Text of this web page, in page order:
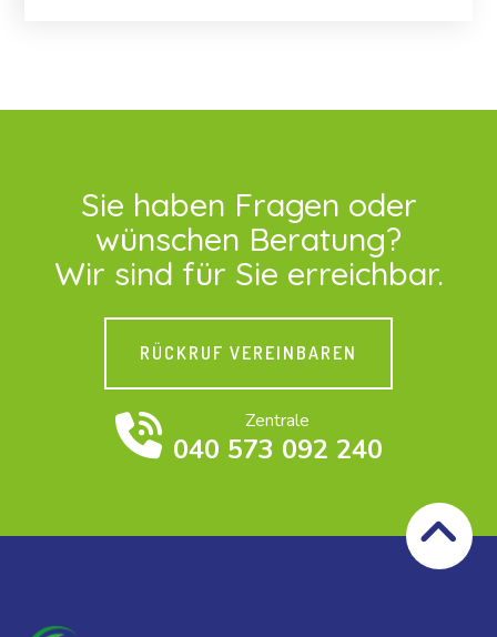
Sie haben Fragen oder
wünschen Beratung?
Wir sind für Sie erreichbar.
RÜCKRUF VEREINBAREN
Zentrale
040 573 092 240